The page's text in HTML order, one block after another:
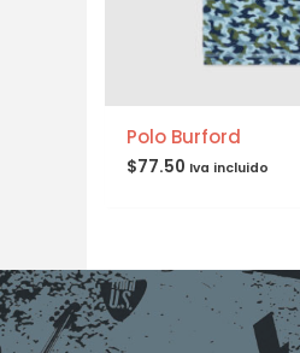
Polo Burford
$77.50 Iva incluido